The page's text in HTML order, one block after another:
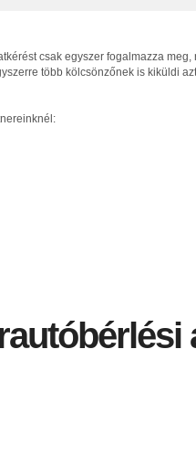
csak egyszer fogalmazza
több kölcsönzőnek is kiküldi